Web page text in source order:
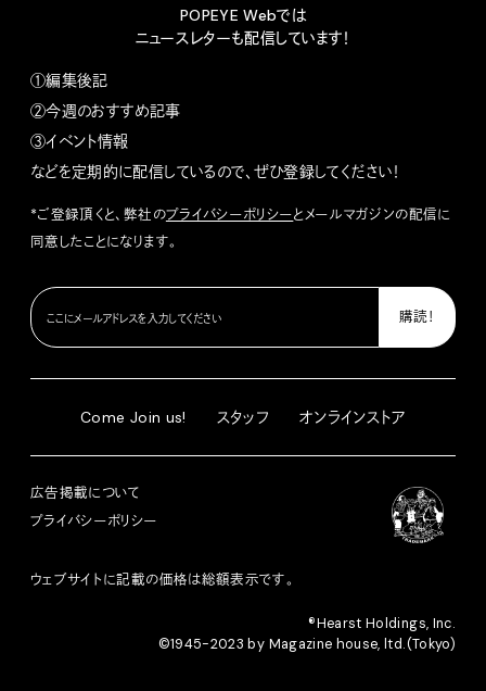
POPEYE Webでは
ニュースレターも配信しています！
①編集後記
②今週のおすすめ記事
③イベント情報
などを定期的に配信しているので、ぜひ登録してください！
*ご登録頂くと、弊社のプライバシーポリシーとメールマガジンの配信に
同意したことになります。
Come Join us! スタッフ オンラインストア
広告掲載について
プライバシーポリシー
ウェブサイトに記載の価格は総額表示です。
®︎Hearst Holdings, Inc.
©1945-2023 by Magazine house, ltd.(Tokyo)